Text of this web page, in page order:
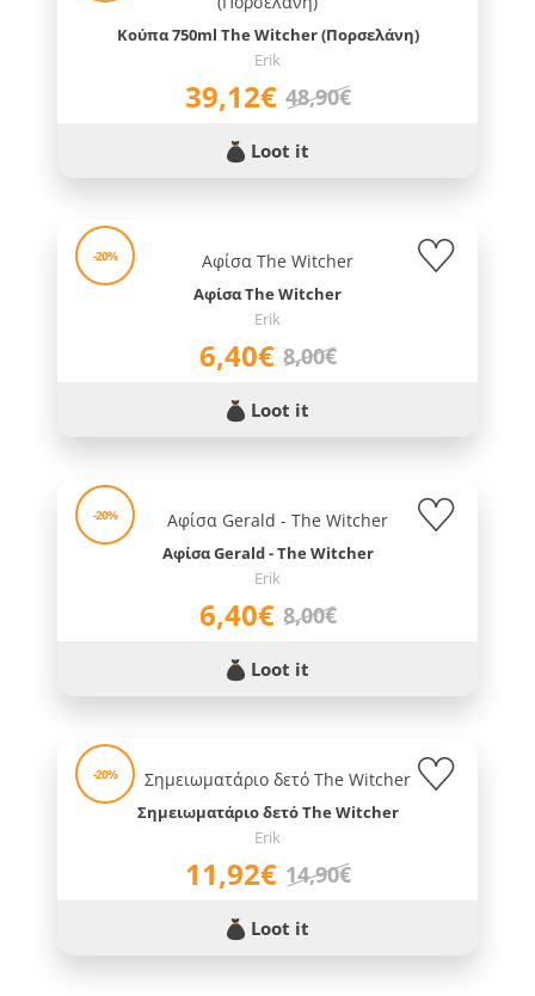
Κούπα 750ml The Witcher (Πορσελάνη)
Erik
39,12€ 48,90€
Loot it
-20%
Αφίσα The Witcher
Erik
6,40€ 8,00€
Loot it
-20%
Αφίσα Gerald - The Witcher
Erik
6,40€ 8,00€
Loot it
-20%
Σημειωματάριο δετό The Witcher
Erik
11,92€ 14,90€
Loot it